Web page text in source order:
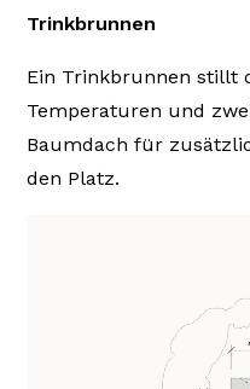
Trinkbrunnen
Ein Trinkbrunnen stillt
Temperaturen und
Baumdach für
den Platz.